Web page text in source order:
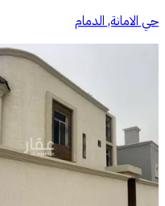
حي الامانة, الدمام